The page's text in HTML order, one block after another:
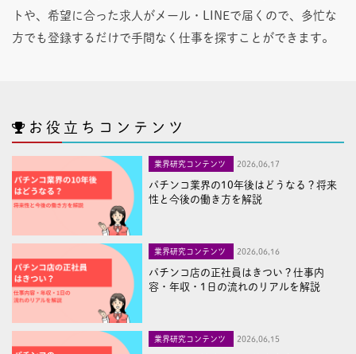
トや、希望に合った求人がメール・LINEで届くので、多忙な
方でも登録するだけで手間なく仕事を探すことができます。
お役立ちコンテンツ
業界研究コンテンツ 2026,06,17
パチンコ業界の10年後はどうなる？将来
性と今後の働き方を解説
業界研究コンテンツ 2026,06,16
パチンコ店の正社員はきつい？仕事内
容・年収・1日の流れのリアルを解説
業界研究コンテンツ 2026,06,15